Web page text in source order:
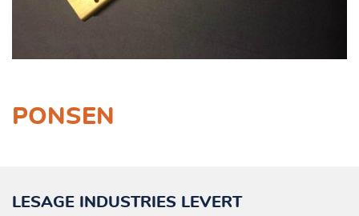
PONSEN
LESAGE INDUSTRIES LEVERT